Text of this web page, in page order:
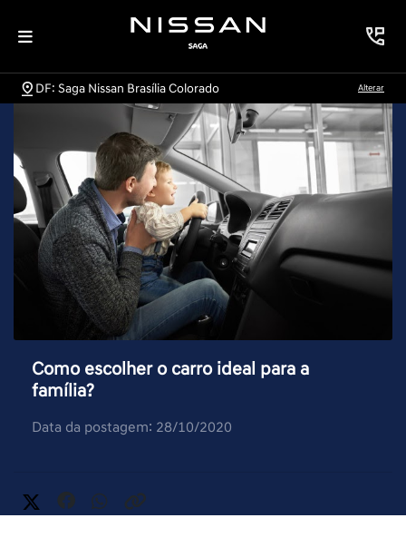
DF: Saga Nissan Brasília Colorado Alterar
Como escolher o carro ideal para a
família?
Data da postagem: 28/10/2020